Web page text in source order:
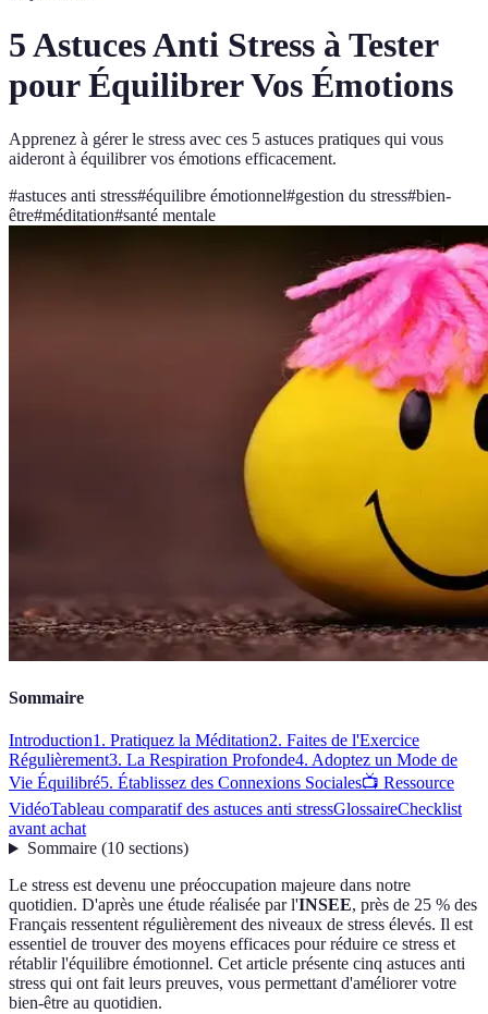
5 Astuces Anti Stress à Tester
pour Équilibrer Vos Émotions
Apprenez à gérer le stress avec ces 5 astuces pratiques qui vous
aideront à équilibrer vos émotions efficacement.
#astuces anti stress#équilibre émotionnel#gestion du stress#bien-
être#méditation#santé mentale
Sommaire
Introduction1. Pratiquez la Méditation2. Faites de l'Exercice
Régulièrement3. La Respiration Profonde4. Adoptez un Mode de
Vie Équilibré5. Établissez des Connexions Sociales📺 Ressource
VidéoTableau comparatif des astuces anti stressGlossaireChecklist
avant achat
Sommaire(10 sections)
Le stress est devenu une préoccupation majeure dans notre
quotidien. D'après une étude réalisée par l'INSEE, près de 25 % des
Français ressentent régulièrement des niveaux de stress élevés. Il est
essentiel de trouver des moyens efficaces pour réduire ce stress et
rétablir l'équilibre émotionnel. Cet article présente cinq astuces anti
stress qui ont fait leurs preuves, vous permettant d'améliorer votre
bien-être au quotidien.